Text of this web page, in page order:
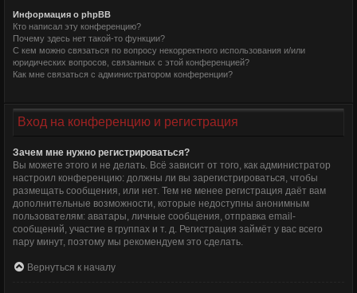
Информация о phpBB
Кто написал эту конференцию?
Почему здесь нет такой-то функции?
С кем можно связаться по вопросу некорректного использования и/или
юридических вопросов, связанных с этой конференцией?
Как мне связаться с администратором конференции?
Вход на конференцию и регистрация
Зачем мне нужно регистрироваться?
Вы можете этого и не делать. Всё зависит от того, как администратор
настроил конференцию: должны ли вы зарегистрироваться, чтобы
размещать сообщения, или нет. Тем не менее регистрация даёт вам
дополнительные возможности, которые недоступны анонимным
пользователям: аватары, личные сообщения, отправка email-
сообщений, участие в группах и т. д. Регистрация займёт у вас всего
пару минут, поэтому мы рекомендуем это сделать.
Вернуться к началу